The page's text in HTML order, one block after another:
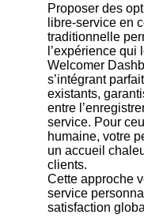
Proposer des
libre-service en
traditionnelle
l’expérience
Welcomer
s’intégrant
existants,
entre
service. Pour
humaine, votre
un accueil
clients.
Cette approche
service
satisfaction